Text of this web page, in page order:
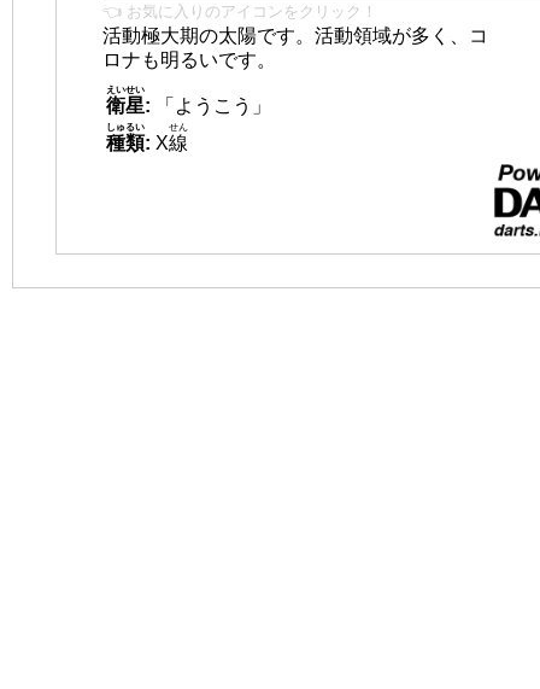
👈 お気に入りのアイコンをクリック！
活動極大期の太陽です。活動領域が多く、コ
ロナも明るいです。
衛星
えいせい
:
「ようこう」
種類
しゅるい
: X線
せん